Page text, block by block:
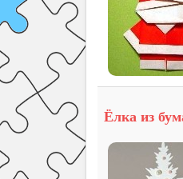
Ёлка из